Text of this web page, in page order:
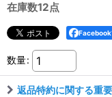
在庫数12点
Facebook
数量:
返品特約に関する重